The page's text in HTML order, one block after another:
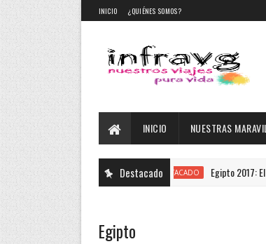
INICIO ¿QUIÉNES SOMOS?
INICIO NUESTRAS
Destacado
DESTACADO Egipto 2017: El Mar
Egipto